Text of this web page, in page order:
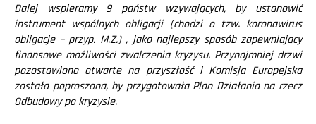
Dalej wspieramy 9 państw wzywających, by ustanowić
instrument wspólnych obligacji (chodzi o tzw. koronawirus
obligacje – przyp. M.Z.) , jako najlepszy sposób zapewniający
finansowe możliwości zwalczenia kryzysu. Przynajmniej drzwi
pozostawiono otwarte na przyszłość i Komisja Europejska
została poproszona, by przygotowała Plan Działania na rzecz
Odbudowy po kryzysie.